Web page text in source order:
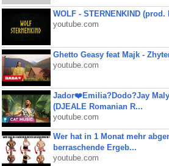
WOLF - STERNENKIND
youtube.com
Ghetto Geasy feat Majk -
youtube.com
Jador❤️Emilia?Dodo?Jay
(DJEALE Romanian R...
youtube.com
Wer hat in 1 Monat mehr
berraschende Ergeb...
youtube.com